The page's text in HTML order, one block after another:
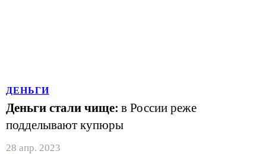
ДЕНЬГИ
Деньги стали чище: в России реже
подделывают купюры
28 апр. 2023